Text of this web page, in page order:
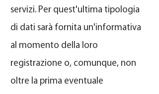
servizi. Per quest'ultima tipologia
di dati sarà fornita un'informativa
al momento della loro
registrazione o, comunque, non
oltre la prima eventuale